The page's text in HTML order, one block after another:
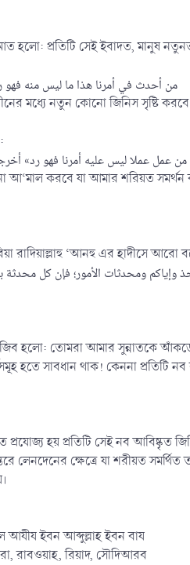
হলো: প্রতিটি সেই ইবাদত, মানুষ
«من أحدث في أمرنا هذا ما ليس منه
মধ্যে নতুন কোনো জিনিস সৃষ্টি করবে
«من عمل عملا ليس عليه أمرنا فهو رد»
আ‘মাল করবে যা আমার শরিয়ত সমর্থন
রাদিয়াল্লাহু ‘আনহু এর হাদীসে আরো
হলো: তোমরা আমার সুন্নাতকে আঁকড়ে
হতে সাবধান থাক! কেননা
হয় প্রতিটি সেই নব আবিষ্কৃত
লেনদেনের ক্ষেত্রে যা শরীয়ত
ইবন আব্দুল্লাহ ইবন বায
রাবওয়াহ, রিয়াদ, সৌদিআরব